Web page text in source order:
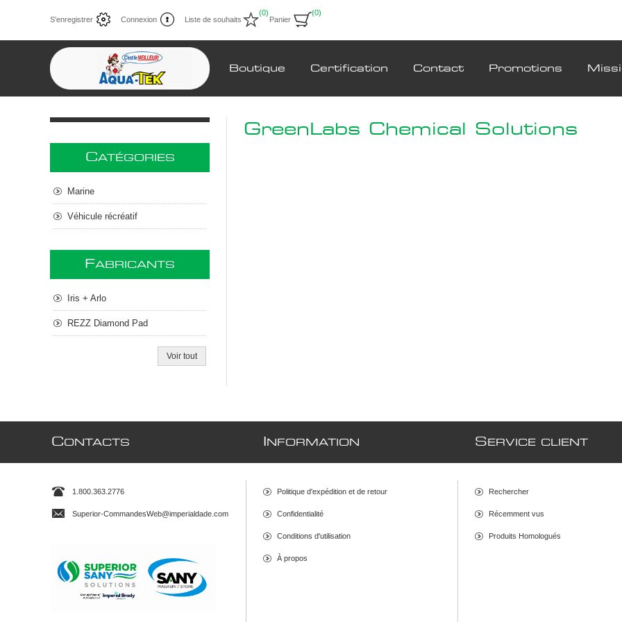
S'enregistrer Connexion Liste de souhaits
(0)
Panier
(0)
Boutique Certification Contact Promotions
GreenLabs Chemical Solutions
CATÉGORIES
Marine
Véhicule récréatif
FABRICANTS
Iris + Arlo
REZZ Diamond Pad
Voir tout
CONTACTS
1.800.363.2776
Superior-CommandesWeb@imperialdade.com
NFORMATION
Politique d'expédition et de retour
Confidentialité
Conditions d'utilisation
À propos
S ERVICE CLIENT
Rechercher
Récemment vus
Produits Homologués